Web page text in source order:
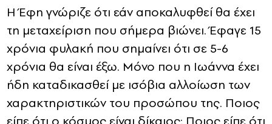
Η Έφη γνώριζε ότι εάν αποκαλυφθεί θα έχει
τη μεταχείριση που σήμερα βιώνει. Έφαγε 15
χρόνια φυλακή που σημαίνει ότι σε 5-6
χρόνια θα είναι έξω. Μόνο που η Ιωάννα έχει
ήδη καταδικασθεί με ισόβια αλλοίωση των
χαρακτηριστικών του προσώπου της. Ποιος